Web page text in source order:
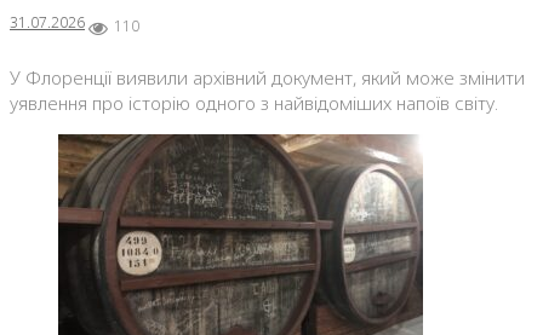
31.07.2026 110
У Флоренції виявили архівний документ, який може змінити
уявлення про історію одного з найвідоміших напоїв світу.